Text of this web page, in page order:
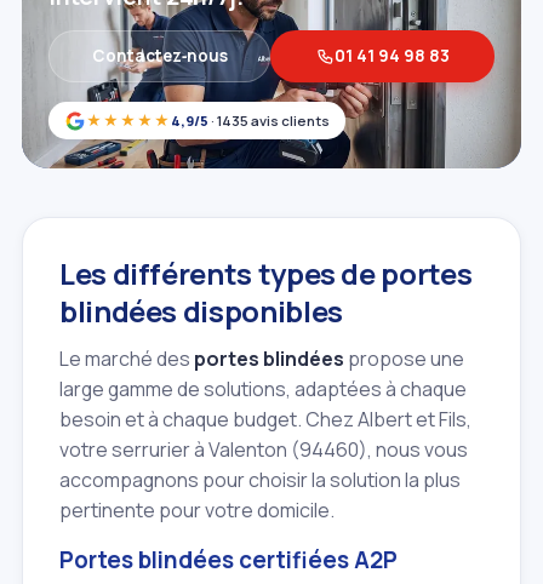
★★★★★ 4,9/5 · 1435 avis clients
Contactez‑nous 01 41 94 98 83
Les différents types de portes
blindées disponibles
Le marché des portes blindées propose une
large gamme de solutions, adaptées à chaque
besoin et à chaque budget. Chez Albert et Fils,
votre serrurier à Valenton (94460), nous vous
accompagnons pour choisir la solution la plus
pertinente pour votre domicile.
Portes blindées certifiées A2P